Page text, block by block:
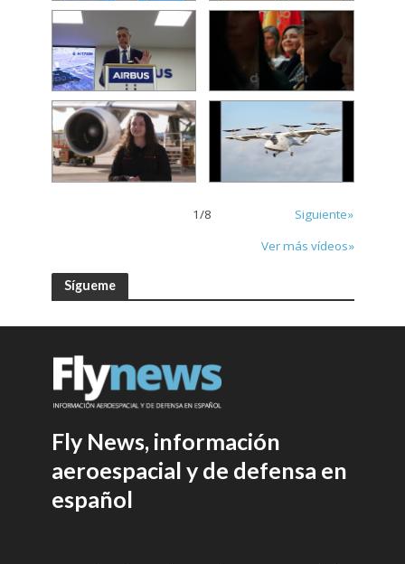
1/8
Siguiente»
Ver más vídeos»
Sígueme
Fly News, información
aeroespacial y de defensa en
español